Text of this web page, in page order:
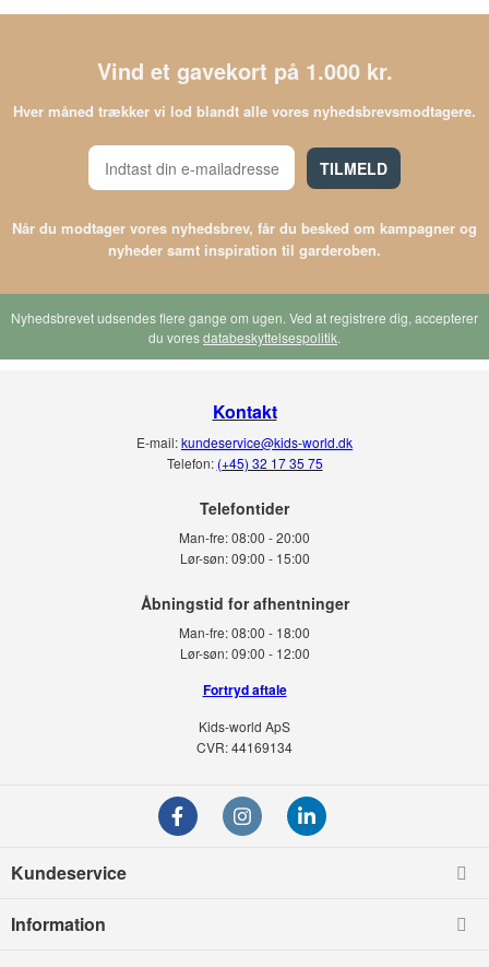
Vind et gavekort på 1.000 kr.
Hver måned trækker vi lod blandt alle vores nyhedsbrevsmodtagere.
TILMELD
Når du modtager vores nyhedsbrev, får du besked om kampagner og
nyheder samt inspiration til garderoben.
Nyhedsbrevet udsendes flere gange om ugen. Ved at registrere dig, accepterer
du voresdatabeskyttelsespolitik.
Kontakt
E-mail:kundeservice@kids-world.dk
Telefon: (+45) 32 17 35 75
Telefontider
Man-fre:08:00 - 20:00
Lør-søn: 09:00 - 15:00
Man-fre:08:00 - 18:00
Lør-søn:09:00 - 12:00
Fortryd aftale
Kids-world ApS
CVR: 44169134
Kundeservice
Information